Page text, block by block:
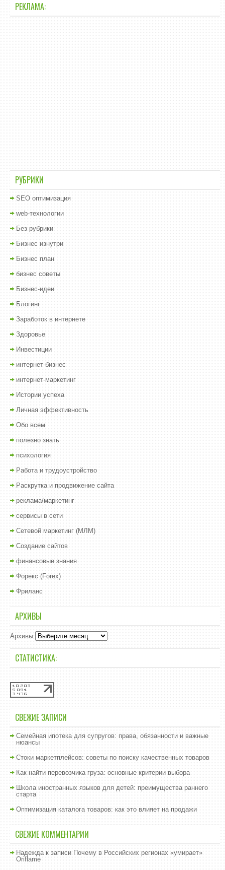
РЕКЛАМА:
РУБРИКИ
SEO оптимизация
web-технологии
Без рубрики
Бизнес изнутри
Бизнес план
бизнес советы
Бизнес-идеи
Блогинг
Заработок в интернете
Здоровье
Инвестиции
интернет-бизнес
интернет-маркетинг
Истории успеха
Личная эффективность
Обо всем
полезно знать
психология
Работа и трудоустройство
Раскрутка и продвижение сайта
реклама/маркетинг
сервисы в сети
Сетевой маркетинг (МЛМ)
Создание сайтов
финансовые знания
Форекс (Forex)
Фриланс
АРХИВЫ
Архивы
СТАТИСТИКА:
СВЕЖИЕ ЗАПИСИ
Семейная ипотека для супругов: права, обязанности и важные
нюансы
Стоки маркетплейсов: советы по поиску качественных товаров
Как найти перевозчика груза: основные критерии выбора
Школа иностранных языков для детей: преимущества раннего
старта
Оптимизация каталога товаров: как это влияет на продажи
СВЕЖИЕ КОММЕНТАРИИ
Надеждак записи Почему в Российских регионах «умирает»
Oriflame